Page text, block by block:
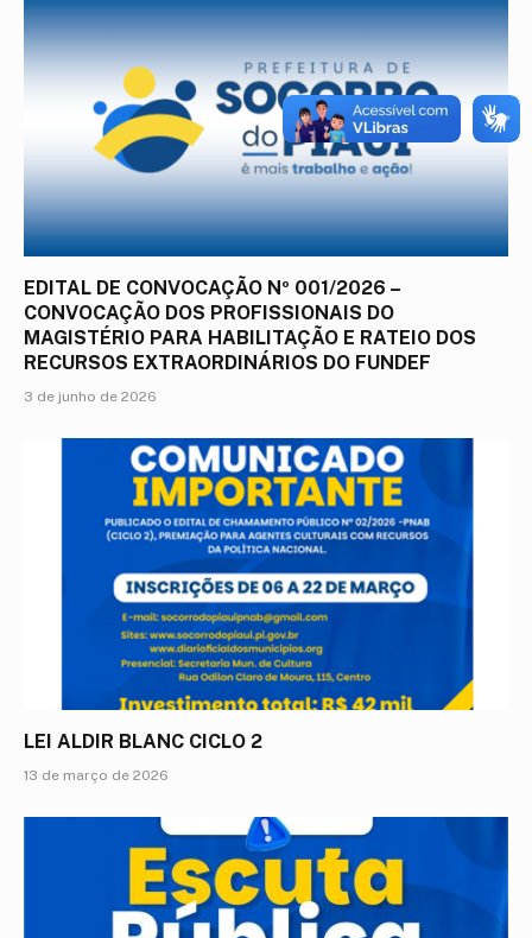
EDITAL DE CONVOCAÇÃO Nº 001/2026 –
CONVOCAÇÃO DOS PROFISSIONAIS DO
MAGISTÉRIO PARA HABILITAÇÃO E RATEIO DOS
RECURSOS EXTRAORDINÁRIOS DO FUNDEF
3 de junho de 2026
LEI ALDIR BLANC CICLO 2
13 de março de 2026